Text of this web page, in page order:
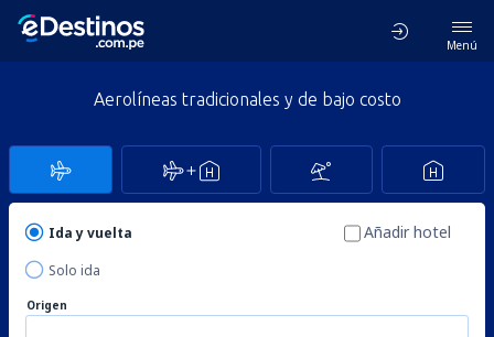
Menú
Aerolíneas tradicionales y de bajo costo
Ida y vuelta
Solo ida
Añadir hotel
Origen